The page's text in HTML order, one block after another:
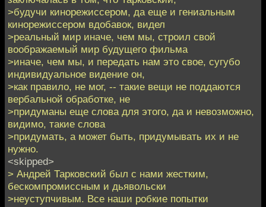
>будучи кинорежиссером, да еще и гениальным
кинорежиссером вдобавок, видел
>реальный мир иначе, чем мы, строил свой
воображаемый мир будущего фильма
>иначе, чем мы, и передать нам это свое, сугубо
индивидуальное видение он,
>как правило, не мог, -- такие вещи не поддаются
вербальной обработке, не
>придуманы еще слова для этого, да и невозможно,
видимо, такие слова
>придумать, а может быть, придумывать их и не
нужно.
<skipped>
> Андрей Тарковский был с нами жестким,
бескомпромиссным и дьявольски
>неуступчивым. Все наши робкие попытки